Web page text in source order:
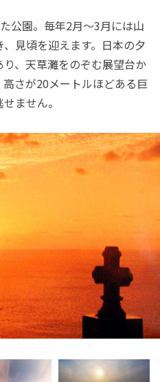
公園。毎年2月〜3月には山
見頃を迎えます。日本の夕
、天草灘をのぞむ展望台か
さが20メートルほどある巨
ません。